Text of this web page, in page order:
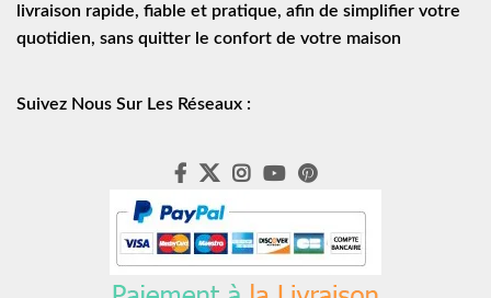
livraison rapide, fiable et pratique, afin de simplifier votre
quotidien, sans quitter le confort de votre maison
Suivez Nous Sur Les Réseaux :